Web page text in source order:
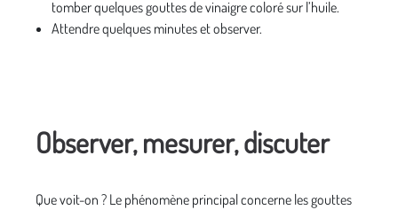
tomber quelques gouttes de vinaigre coloré sur l’huile.
Attendre quelques minutes et observer.
Observer, mesurer, discuter
Que voit-on ? Le phénomène principal concerne les gouttes